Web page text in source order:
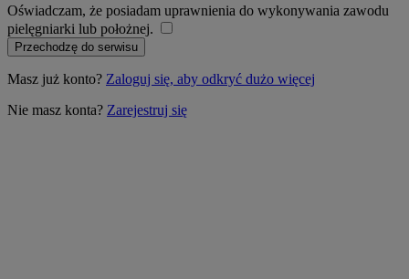
Oświadczam, że posiadam uprawnienia do wykonywania zawodu
pielęgniarki lub położnej.
Przechodzę do serwisu
Masz już konto? Zaloguj się, aby odkryć dużo więcej
Nie masz konta? Zarejestruj się